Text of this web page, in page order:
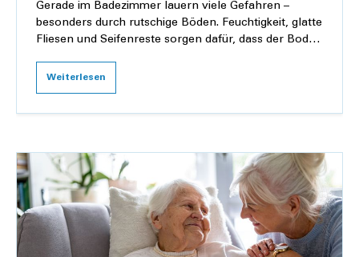
Gerade im Badezimmer lauern viele Gefahren –
besonders durch rutschige Böden. Feuchtigkeit, glatte
Fliesen und Seifenreste sorgen dafür, dass der Boden
Weiterlesen